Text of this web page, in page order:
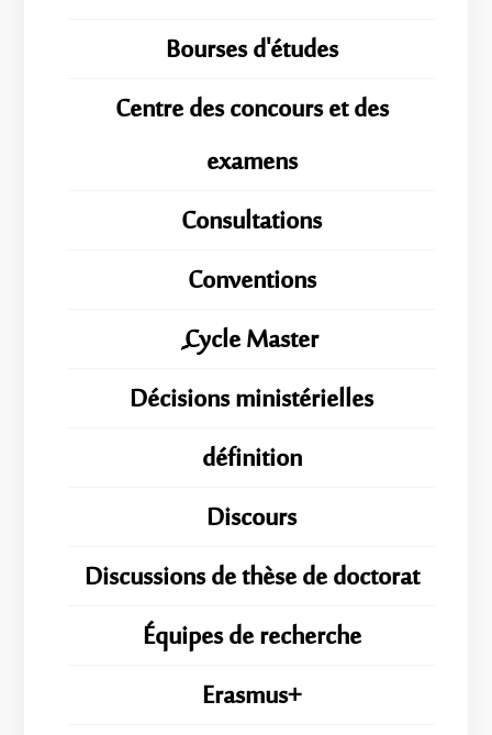
Bourses d'études
Centre des concours et des
examens
Consultations
Conventions
ِِِCycle Master
Décisions ministérielles
définition
Discours
Discussions de thèse de doctorat
Équipes de recherche
Erasmus+